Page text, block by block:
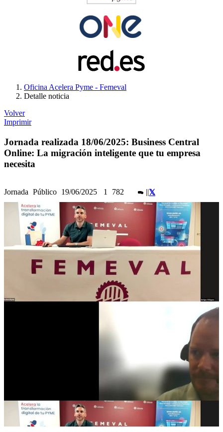
Oficina Acelera Pyme - Femeval
Detalle noticia
Volver
Imprimir
Jornada realizada 18/06/2025: Business Central
Online: La migración inteligente que tu empresa
necesita
Jornada Público 19/06/2025 1 782 ||